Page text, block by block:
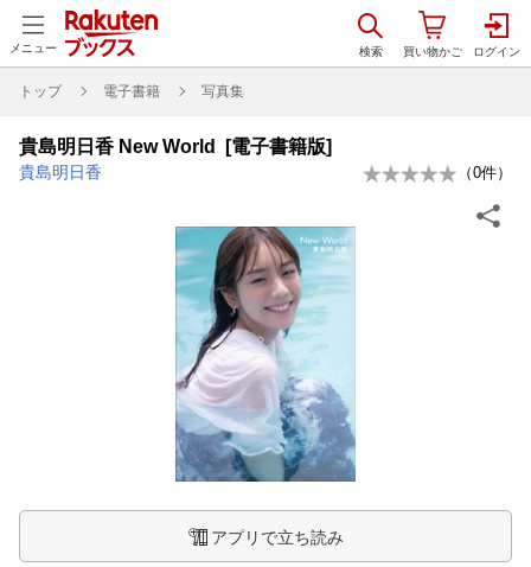
メニュー
トップ 電子書籍 写真集
貴島明日香 New World [電子書籍版]
貴島明日香 （0件）
アプリで立ち読み